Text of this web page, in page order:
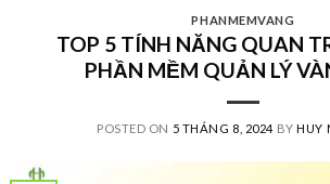
PHANMEMVANG
TOP 5 TÍNH NĂNG QUAN
PHẦN MỀM QUẢN LÝ
POSTED ON 5 THÁNG 8, 2024 BYHUY